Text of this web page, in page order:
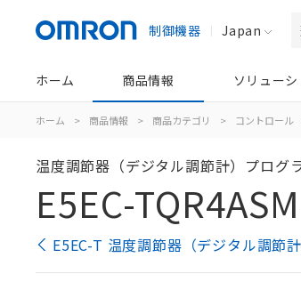
制御機器 Japan
ホーム 商品情報 ソリューシ
ホーム > 商品情報 > 商品カテゴリ > コントロール
温度調節器（デジタル調節計）プログ
E5EC-
E5EC-T 温度調節器（デジタル調節